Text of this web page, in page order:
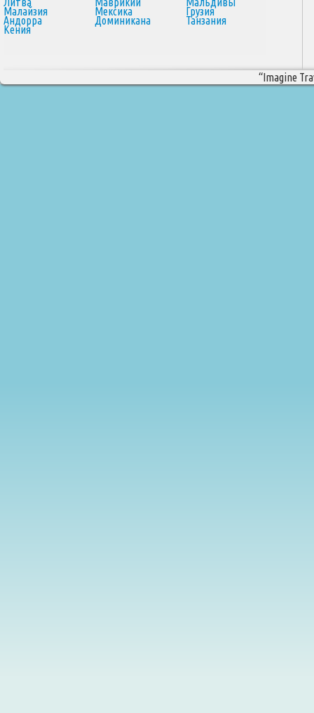
Малайзия Мексика Грузия
Андорра Доминикана Танзания
Кения
“Imagine